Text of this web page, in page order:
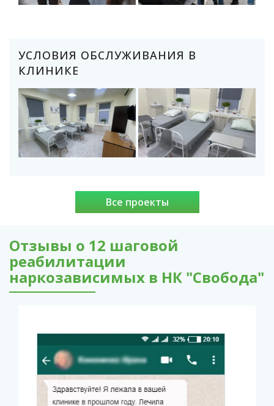
УСЛОВИЯ ОБСЛУЖИВАНИЯ В
КЛИНИКЕ
Все проекты
Отзывы о 12 шаговой
реабилитации
наркозависимых в НК "Свобода"